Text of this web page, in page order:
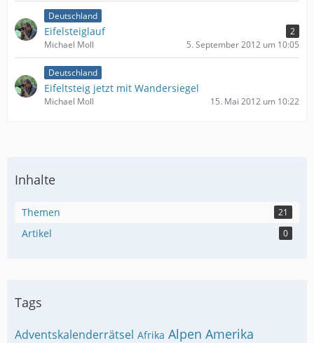
Deutschland
Eifelsteiglauf
2
Michael Moll
5. September 2012 um 10:05
Deutschland
Eifeltsteig jetzt mit Wandersiegel
Michael Moll 15. Mai 2012 um 10:22
Inhalte
Themen 21
Artikel 0
Tags
Adventskalenderrätsel Afrika Alpen Amerika